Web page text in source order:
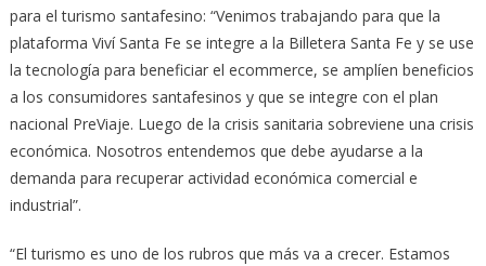
para el turismo santafesino: “Venimos trabajando para que la
plataforma Viví Santa Fe se integre a la Billetera Santa Fe y se use
la tecnología para beneficiar el ecommerce, se amplíen beneficios
a los consumidores santafesinos y que se integre con el plan
nacional PreViaje. Luego de la crisis sanitaria sobreviene una crisis
económica. Nosotros entendemos que debe ayudarse a la
demanda para recuperar actividad económica comercial e
industrial”.
“El turismo es uno de los rubros que más va a crecer. Estamos